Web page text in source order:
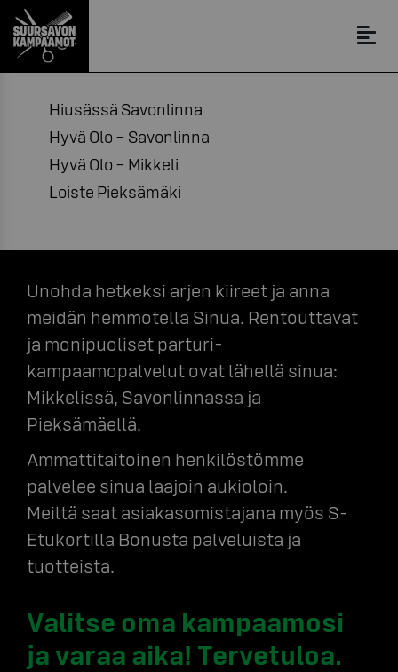
Hiusässä Savonlinna
Hyvä Olo – Savonlinna
Hyvä Olo – Mikkeli
Loiste Pieksämäki
Unohda hetkeksi arjen kiireet ja anna
meidän hemmotella Sinua. Rentouttavat
ja monipuoliset parturi-
kampaamopalvelut ovat lähellä sinua:
Mikkelissä, Savonlinnassa ja
Pieksämäellä.
Ammattitaitoinen henkilöstömme
palvelee sinua laajoin aukioloin.
Meiltä saat asiakasomistajana myös S-
Etukortilla Bonusta palveluista ja
tuotteista.
Valitse oma kampaamosi
ja varaa aika! Tervetuloa.